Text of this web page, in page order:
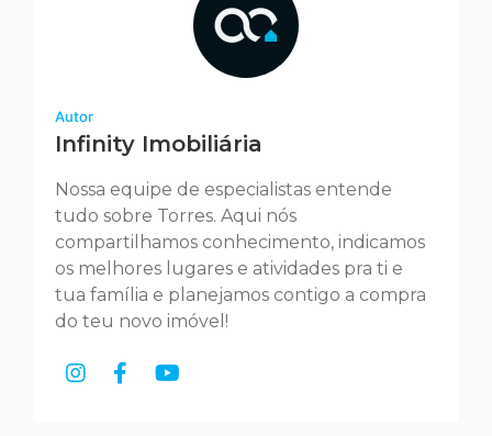
Autor
Infinity Imobiliária
Nossa equipe de especialistas entende
tudo sobre Torres. Aqui nós
compartilhamos conhecimento, indicamos
os melhores lugares e atividades pra ti e
tua família e planejamos contigo a compra
do teu novo imóvel!